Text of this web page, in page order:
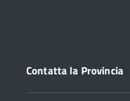
Contatta la Provincia